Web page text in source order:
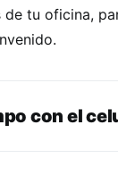
tu oficina,
con el